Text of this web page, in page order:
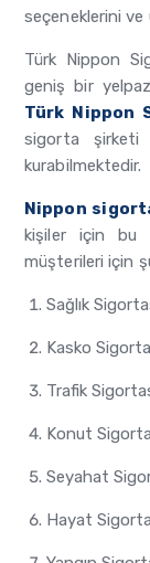
seçeneklerini
Türk Nippon
geniş bir
Türk Nippon
sigorta şirketi
kurabilmektedir.
Nippon
kişiler için bu
müşterileri için
Sağlık
Kasko
Trafik
Konut
Seyahat
Hayat